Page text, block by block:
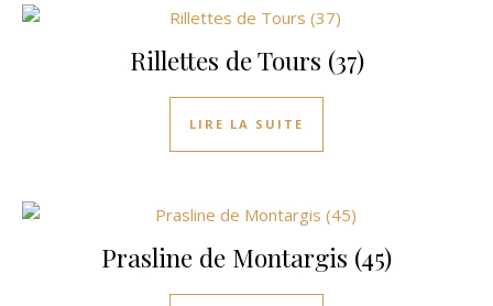
Rillettes de Tours (37)
LIRE LA SUITE
Prasline de Montargis (45)